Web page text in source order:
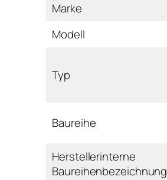
Marke
Modell
Typ
Baureihe
Herstellerinterne
Baureihenbezeichnung